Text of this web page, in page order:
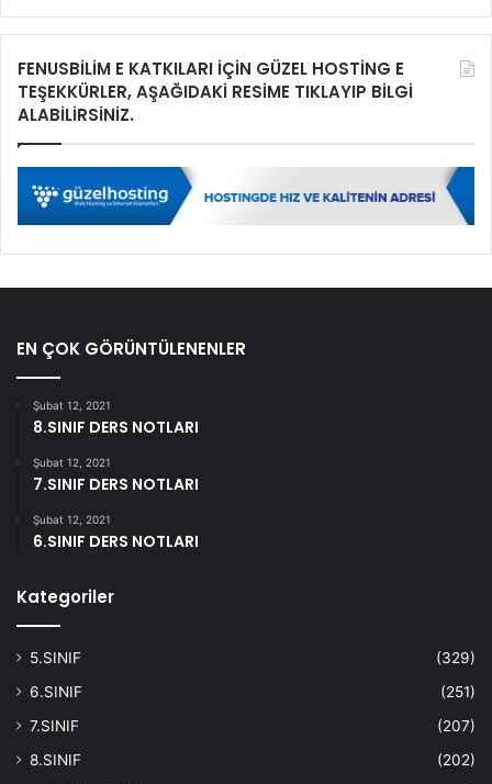
FENUSBİLİM E KATKILARI İÇİN GÜZEL HOSTİNG E
TEŞEKKÜRLER, AŞAĞIDAKİ RESİME TIKLAYIP BİLGİ
ALABİLİRSİNİZ.
EN ÇOK GÖRÜNTÜLENENLER
Şubat 12, 2021
8.SINIF DERS NOTLARI
Şubat 12, 2021
7.SINIF DERS NOTLARI
Şubat 12, 2021
6.SINIF DERS NOTLARI
Kategoriler
5.SINIF
(329)
6.SINIF
(251)
7.SINIF
(207)
8.SINIF
(202)